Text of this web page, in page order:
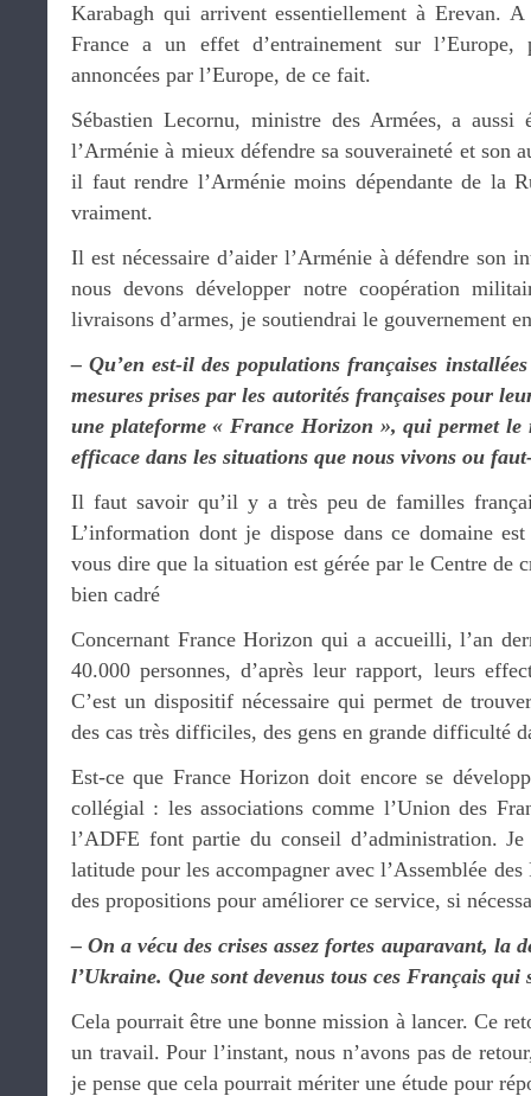
Karabagh qui arrivent essentiellement à Erevan.
France a un effet d’entrainement sur
annoncées par l’Europe, de ce fait.
Sébastien Lecornu, ministre des Armées, a aussi
l’Arménie à mieux défendre sa souveraineté et son
il faut rendre l’Arménie moins dépendante de la
vraiment.
Il est nécessaire d’aider l’Arménie à défendre son
nous devons développer notre coopération
livraisons d’armes, je soutiendrai le gouvernement
– Qu’en est-il des populations françaises
mesures prises par les autorités françaises pour
une plateforme « France Horizon », qui permet le
efficace dans les situations que nous vivons ou
Il faut savoir qu’il y a très peu de familles
L’information dont je dispose dans ce domaine
vous dire que la situation est gérée par le Centre de
bien cadré
Concernant France Horizon qui a accueilli, l’an
40.000 personnes, d’après leur rapport, leurs
C’est un dispositif nécessaire qui permet de
des cas très difficiles, des gens en grande difficulté
Est-ce que France Horizon doit encore se
collégial : les associations comme l’Union des
l’ADFE font partie du conseil d’administration.
latitude pour les accompagner avec l’Assemblée
des propositions pour améliorer ce service, si
– On a vécu des crises assez fortes auparavant, la
l’Ukraine. Que sont devenus tous ces Français qui
Cela pourrait être une bonne mission à lancer. Ce
un travail. Pour l’instant, nous n’avons pas de
je pense que cela pourrait mériter une étude pour